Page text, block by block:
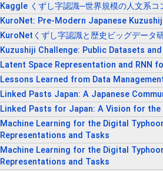
Kaggle くずし字認識─世界規模の人文系コ
KuroNet: Pre-Modern Japanese
KuroNetくずし字認識と歴史ビッグデータ
Kuzushiji Challenge: Public Datasets
Latent Space Representation and RNN
Lessons Learned from Data
Linked Pasts Japan: A Japanese
Linked Pasts for Japan: A Vision for
Machine Learning for the Digital
Representations and Tasks
Machine Learning for the Digital
Representations and Tasks